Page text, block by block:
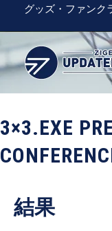
グッズ・ファンク
3×3.EXE
結果